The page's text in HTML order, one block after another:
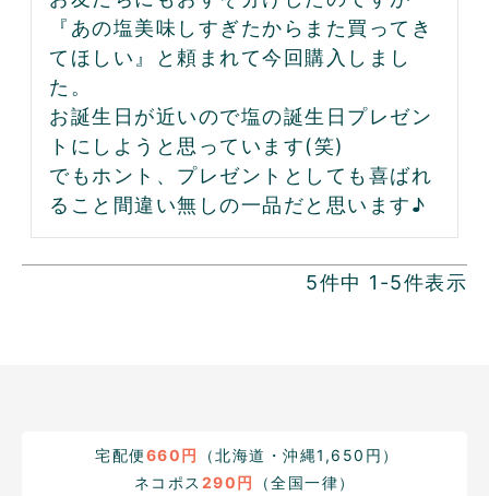
『あの塩美味しすぎたからまた買ってき
てほしい』と頼まれて今回購入しまし
た。
お誕生日が近いので塩の誕生日プレゼン
トにしようと思っています(笑)
でもホント、プレゼントとしても喜ばれ
ること間違い無しの一品だと思います♪
5件中 1 -5件表示
宅配便660円
（北海道・沖縄1,650円）
ネコポス 290円 （全国一律）